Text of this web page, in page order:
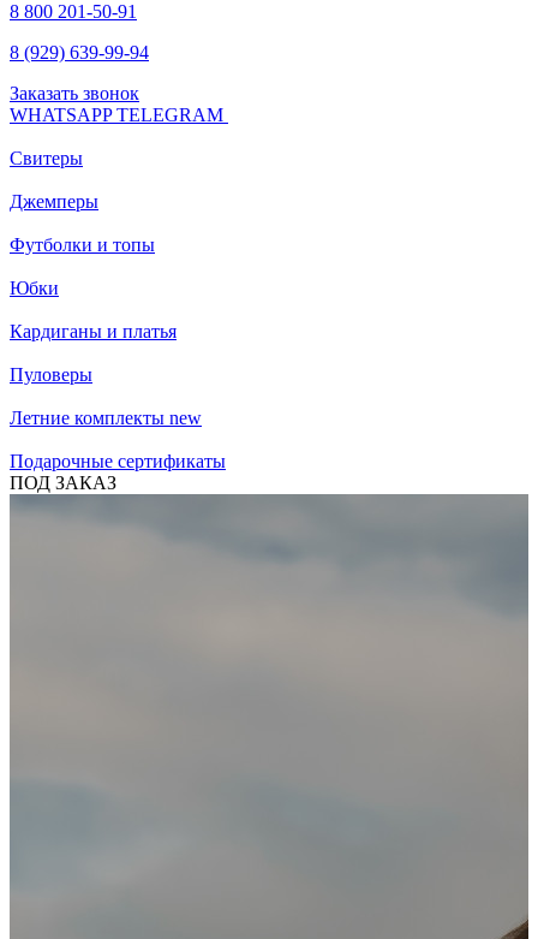
8 800 201-50-91
8 (929) 639-99-94
Заказать звонок
WHATSAPPTELEGRAM
Свитеры
Джемперы
Футболки и топы
Юбки
Кардиганы и платья
Пуловеры
Летние комплекты new
Подарочные сертификаты
ПОД ЗАКАЗ